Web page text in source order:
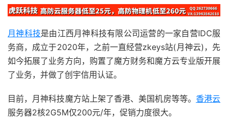
月神科技是由江西月神科技有限公司运营的一家自营IDC服
务商，成立于2020年，之前一直经营zkeys站(月神云)，先
如今拓展了业务方向，购置了魔方财务和魔方云专业版开展
了业务，并做了创宇信用认证。
目前，月神科技魔方站上架了香港、美国机房等等。 香港云
服务器2核2G5M仅200元/年，促销力度很大。